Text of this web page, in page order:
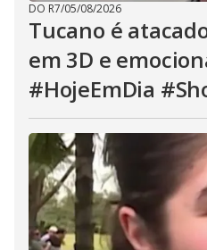
DO R7/05/08/2026
Tucano é
em 3D e
#HojeEmDia